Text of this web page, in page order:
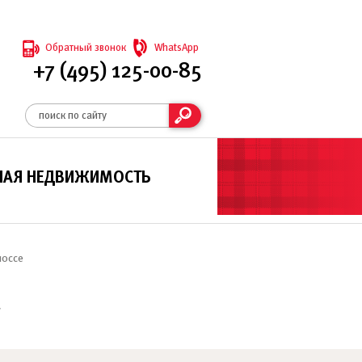
Обратный звонок WhatsApp
+7 (495) 125-00-85
НЕДВИЖИМОСТЬ